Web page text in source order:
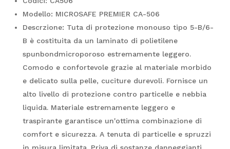
Modello: MICROSAFE PREMIER CA-506
Descrzione: Tuta di protezione monouso tipo 5-B/6-
B è costituita da un laminato di polietilene
spunbondmicroporoso estremamente leggero.
Comodo e confortevole grazie al materiale morbido
e delicato sulla pelle, cuciture durevoli. Fornisce un
alto livello di protezione contro particelle e nebbia
liquida. Materiale estremamente leggero e
traspirante garantisce un'ottima combinazione di
comfort e sicurezza. A tenuta di particelle e spruzzi